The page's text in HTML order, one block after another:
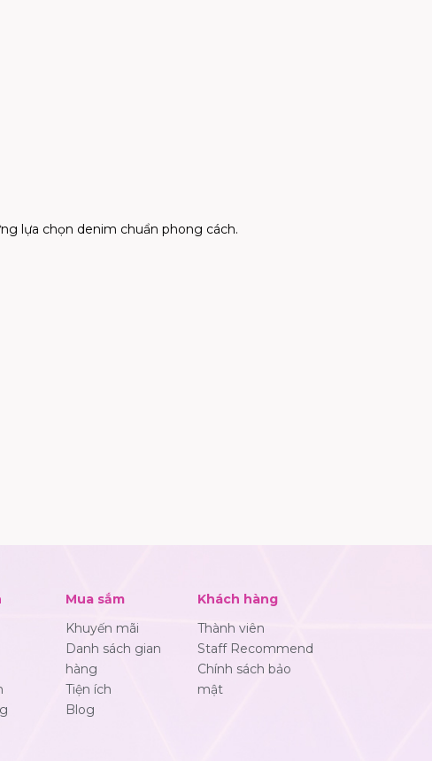
lựa chọn denim chuẩn phong cách.
Mua sắm
Khuyến mãi
Danh sách gian
hàng
Tiện ích
Blog
Khách hàng
Thành viên
Staff Recommend
Chính sách bảo
mật